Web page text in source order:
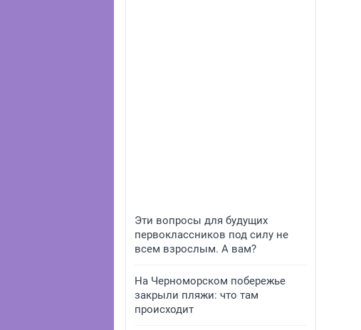
Эти вопросы для будущих
первоклассников под силу не
всем взрослым. А вам?
На Черноморском побережье
закрыли пляжи: что там
происходит